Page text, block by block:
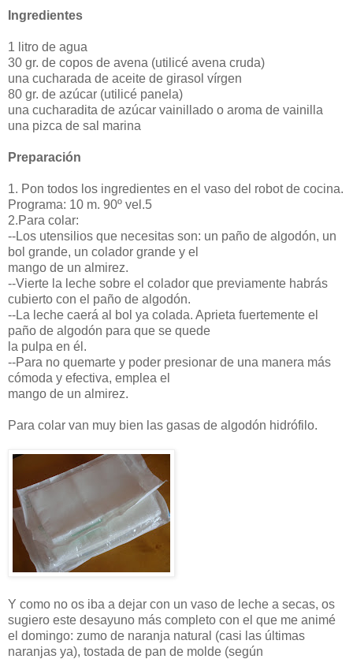
Ingredientes
1 litro de agua
30 gr. de copos de avena (utilicé avena cruda)
una cucharada de aceite de girasol vírgen
80 gr. de azúcar (utilicé panela)
una cucharadita de azúcar vainillado o aroma de vainilla
una pizca de sal marina
Preparación
1. Pon todos los ingredientes en el vaso del robot de cocina.
Programa: 10 m. 90º vel.5
2.Para colar:
--Los utensilios que necesitas son: un paño de algodón, un
bol grande, un colador grande y el
mango de un almirez.
--Vierte la leche sobre el colador que previamente habrás
cubierto con el paño de algodón.
--La leche caerá al bol ya colada. Aprieta fuertemente el
paño de algodón para que se quede
la pulpa en él.
--Para no quemarte y poder presionar de una manera más
cómoda y efectiva, emplea el
mango de un almirez.
Para colar van muy bien las gasas de algodón hidrófilo.
Y como no os iba a dejar con un vaso de leche a secas, os
sugiero este desayuno más completo con el que me animé
el domingo: zumo de naranja natural (casi las últimas
naranjas ya), tostada de pan de molde (según